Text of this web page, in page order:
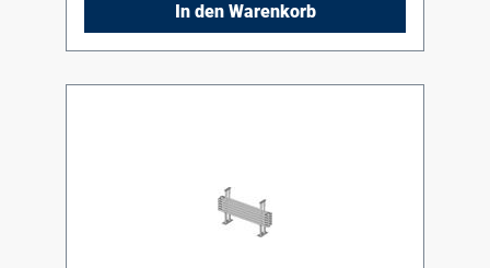
Anschluss- und Blindstopfen sind werkseitig
eingedichtet, in Schrumpffolie verpackt und
soweit erforderlich mit Kantenschutz versehen.
In den Warenkorb